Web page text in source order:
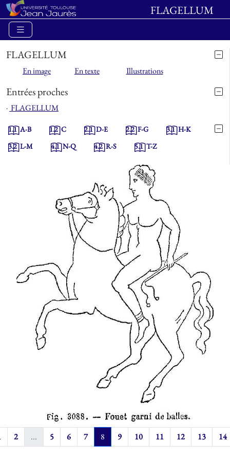
FLAGELLUM
FLAGELLUM
En image En texte Illustrations
Entrées proches
⋅ FLAGELLUM
1.1A-B 1.2C 2.1D-E 2.2F-G 3.1H-K
3.2L-M 4.1N-Q 4.2R-S 5.1T-Z
2 ... 5 6 7 8 9 10 11 12 13 14